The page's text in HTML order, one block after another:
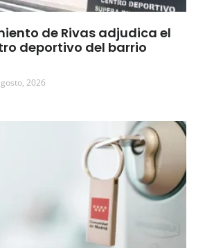
de Rivas adjudica el
deportivo del barrio
2026